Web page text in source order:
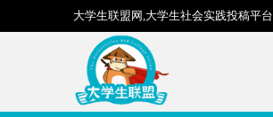
大学生联盟网,大学生社会实践投稿平台